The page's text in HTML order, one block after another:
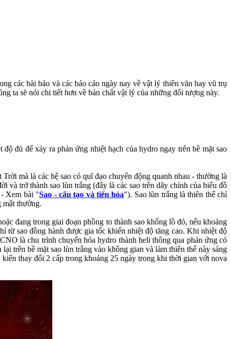
các bài báo và các báo cáo ngày nay về vật lý thiên văn hay vũ trụ
ta sẽ nói chi tiết hơn về bản chất vật lý của những đối tượng này.
đủ để xảy ra phản ứng nhiệt hạch của hydro ngay trên bề mặt sao
mà là các hệ sao có quĩ đạo chuyển động quanh nhau - thường là
và trở thành sao lùn trắng (đây là các sao trên dãy chính của biểu đồ
- Xem bài "Sao - cấu tạo và tiến hóa"). Sao lùn trắng là thiên thể chỉ
mắt thường.
đang trong giai đoạn phồng to thành sao khổng lồ đỏ, nếu khoảng
từ sao đồng hành được gia tốc khiến nhiệt độ tăng cao. Khi nhiệt độ
là chu trình chuyển hóa hydro thành heli thông qua phản ứng có
trên bề mặt sao lùn trắng vào không gian và làm thiên thể này sáng
thay đổi 2 cấp trong khoảng 25 ngày trong khi thời gian với nova